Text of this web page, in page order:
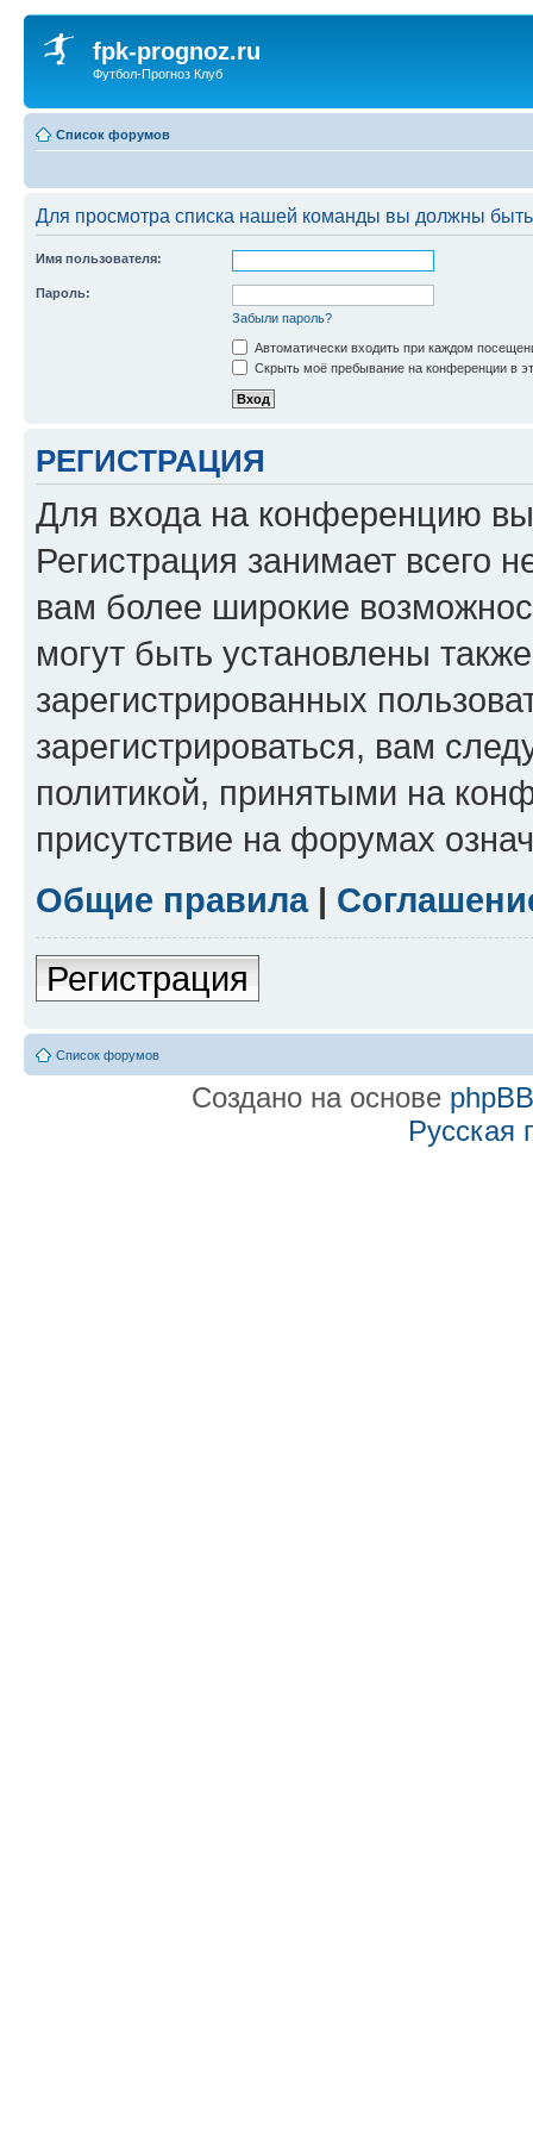
fpk-prognoz.ru
Футбол-Прогноз Клуб
Список форумов
Для просмотра списка нашей команды вы должны
Имя пользователя:
Пароль:
Забыли пароль?
Автоматически входить при каждом
Скрыть моё пребывание на конференции в
РЕГИСТРАЦИЯ
Для входа на конференцию
Регистрация занимает всего
вам более широкие
могут быть установлены
зарегистрированных
зарегистрироваться, вам
политикой, принятыми на
присутствие на форумах
Общие правила|
Регистрация
Список форумов
Создано на основе phpBB
Русская